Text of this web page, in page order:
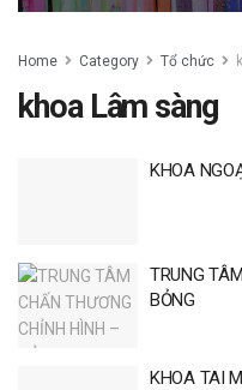
Home Category Tổ chức
khoa Lâm sàng
KHOA
TRUNG
BỎNG
KHOA TAI